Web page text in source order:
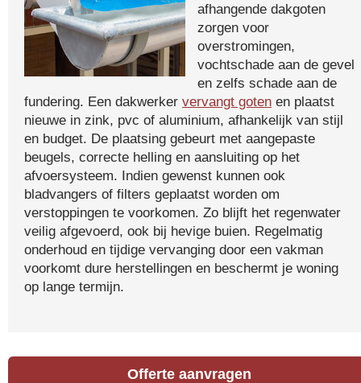
afhangende dakgoten
zorgen voor
overstromingen,
vochtschade aan de gevel
en zelfs schade aan de
fundering. Een dakwerker vervangt goten en plaatst
nieuwe in zink, pvc of aluminium, afhankelijk van stijl
en budget. De plaatsing gebeurt met aangepaste
beugels, correcte helling en aansluiting op het
afvoersysteem. Indien gewenst kunnen ook
bladvangers of filters geplaatst worden om
verstoppingen te voorkomen. Zo blijft het regenwater
veilig afgevoerd, ook bij hevige buien. Regelmatig
onderhoud en tijdige vervanging door een vakman
voorkomt dure herstellingen en beschermt je woning
op lange termijn.
Offerte aanvragen